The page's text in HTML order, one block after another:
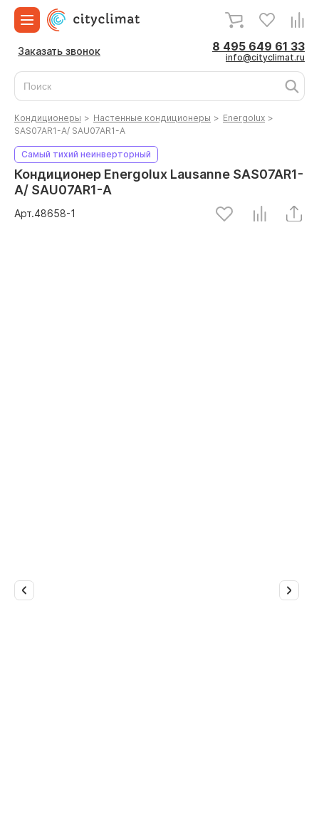
Заказать звонок 8 495 649 61 33
info@cityclimat.ru
Кондиционеры > Настенные кондиционеры > Energolux >
SAS07AR1-A/ SAU07AR1-A
Самый тихий неинверторный
Кондиционер Energolux Lausanne SAS07AR1-
A/ SAU07AR1-A
Арт.48658-1